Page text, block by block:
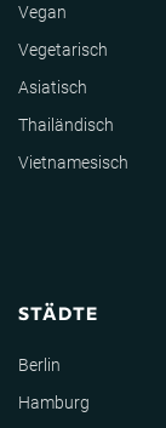
Vegan
Vegetarisch
Asiatisch
Thailändisch
Vietnamesisch
STÄDTE
Berlin
Hamburg